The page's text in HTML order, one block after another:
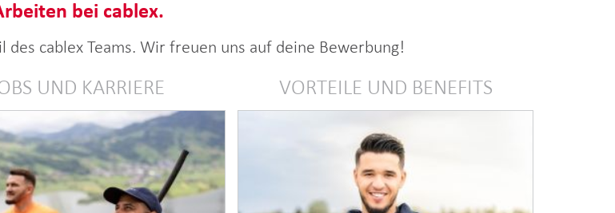
bei cablex.
des cablex Teams. Wir freuen uns auf deine Bewerbung!
UND KARRIERE VORTEILE UND BENEFITS